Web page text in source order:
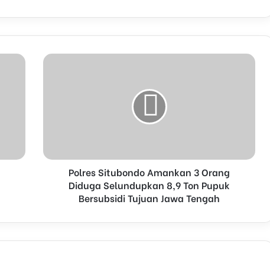
Polres Situbondo Amankan 3 Orang
Diduga Selundupkan 8,9 Ton Pupuk
Bersubsidi Tujuan Jawa Tengah